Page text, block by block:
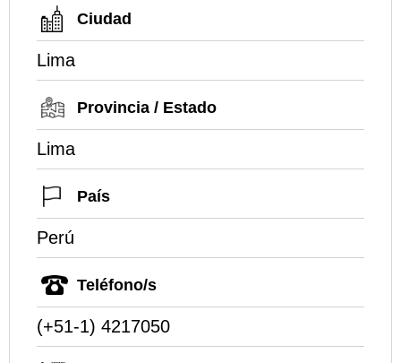
Ciudad
Lima
Provincia / Estado
Lima
País
Perú
Teléfono/s
(+51-1) 4217050